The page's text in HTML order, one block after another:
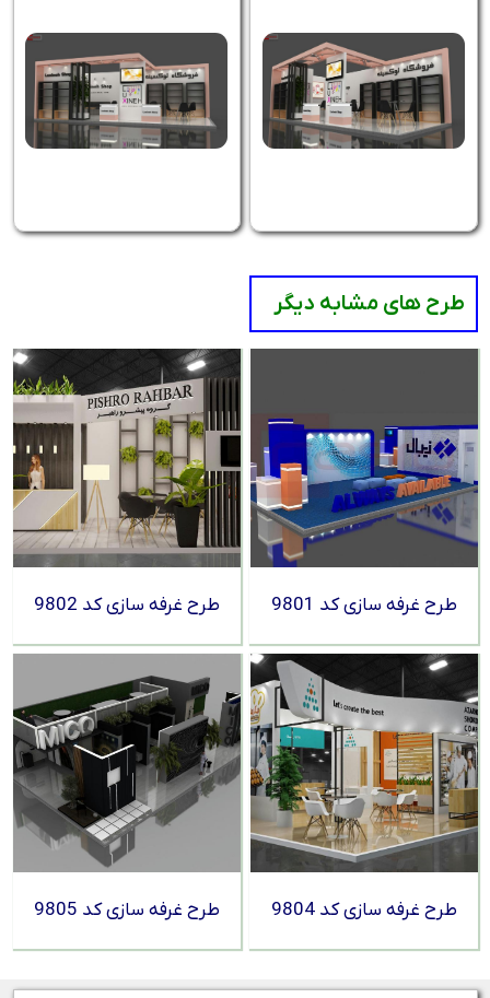
طرح های مشابه دیگر
طرح غرفه سازی کد 9801 طرح غرفه سازی کد 9802
طرح غرفه سازی کد 9804 طرح غرفه سازی کد 9805